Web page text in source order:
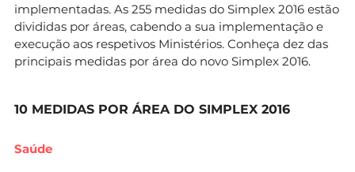
implementadas. As 255 medidas do Simplex 2016 estão
divididas por áreas, cabendo a sua implementação e
execução aos respetivos Ministérios. Conheça dez das
principais medidas por área do novo Simplex 2016.
10 MEDIDAS POR ÁREA DO SIMPLEX 2016
Saúde